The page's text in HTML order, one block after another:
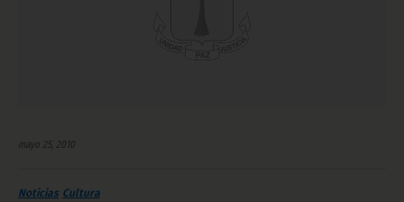
mayo 25, 2010
Noticias Cultura